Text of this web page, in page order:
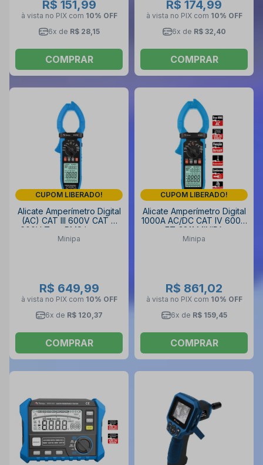
R$ 151,99
à vista no PIX com 10% OFF
6x de R$ 28,15
COMPRAR
R$ 174,99
à vista no PIX com 10% OFF
6x de R$ 32,40
COMPRAR
CUPOM LIBERADO!
Alicate Amperímetro Digital
(AC) CAT III 600V CAT V
600V True RMS Lanterna
ET-3710C MINIPA
Minipa
R$ 649,99
à vista no PIX com 10% OFF
6x de R$ 120,37
COMPRAR
CUPOM LIBERADO!
Alicate Amperímetro Digital
1000A AC/DC CAT IV 600V
ET-3811 MINIPA
Minipa
R$ 861,02
à vista no PIX com 10% OFF
6x de R$ 159,45
COMPRAR